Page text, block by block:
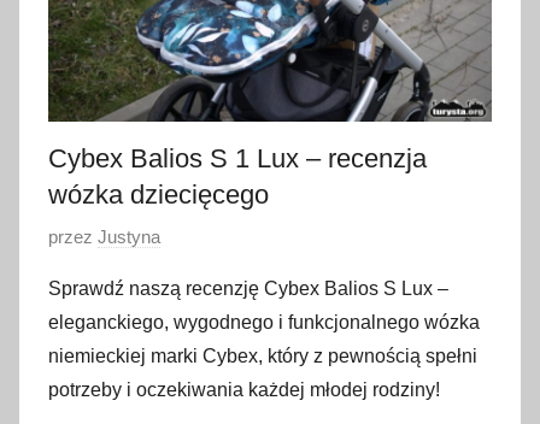
Cybex Balios S 1 Lux – recenzja
wózka dziecięcego
O
u
b
l
i
przez Justyna
Sprawdź naszą recenzję Cybex Balios S Lux –
eleganckiego, wygodnego i funkcjonalnego wózka
niemieckiej marki Cybex, który z pewnością spełni
potrzeby i oczekiwania każdej młodej rodziny!